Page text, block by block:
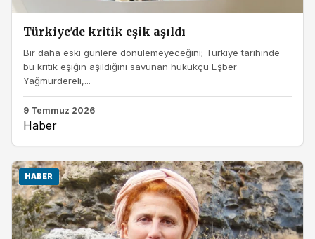
Türkiye'de kritik eşik aşıldı
Bir daha eski günlere dönülemeyeceğini; Türkiye tarihinde
bu kritik eşiğin aşıldığını savunan hukukçu Eşber
Yağmurdereli,...
9 Temmuz 2026
Haber
HABER